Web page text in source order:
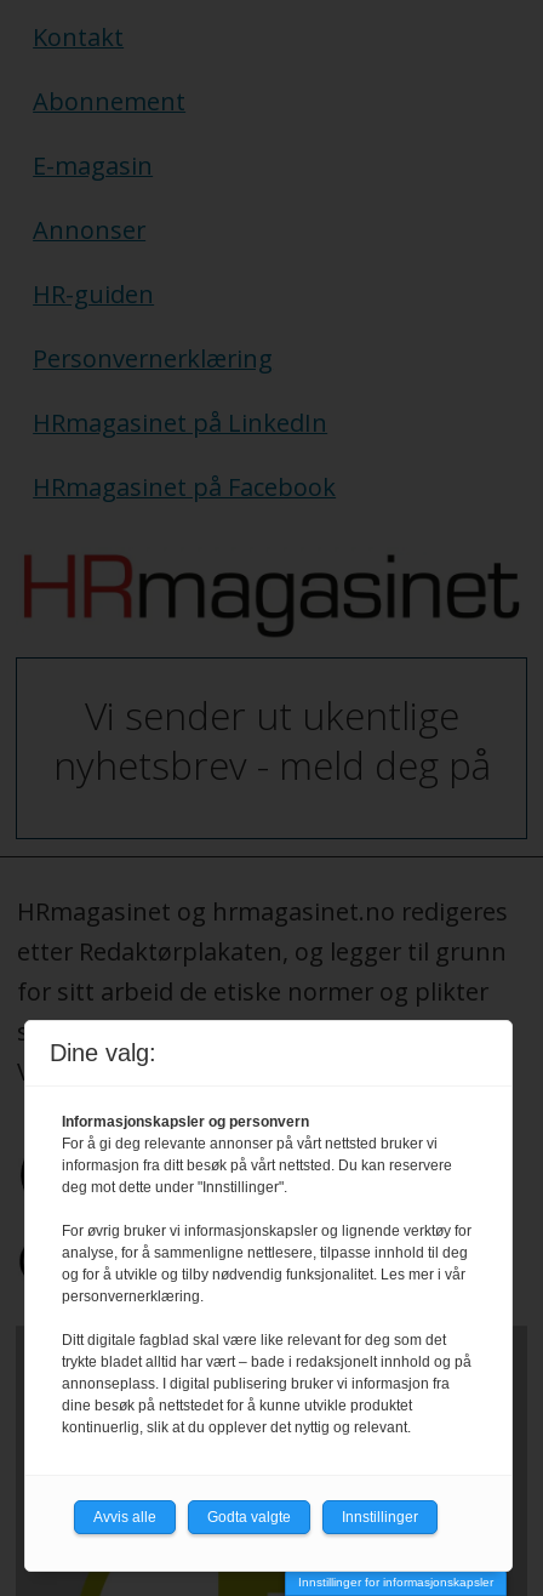
Kontakt
Abonnement
E-magasin
Annonser
HR-guiden
Personvernerklæring
HRmagasinet på LinkedIn
HRmagasinet på Facebook
Vi sender ut ukentlige
nyhetsbrev - meld deg på
HRmagasinet og hrmagasinet.no redigeres
etter Redaktørplakaten, og legger til grunn
for sitt arbeid de etiske normer og plikter
som er formulert i Norsk Presseforbunds
Vær Varsom-plakat.
Innstillinger for informasjonskapsler
Dine valg:
Informasjonskapsler og personvern
For å gi deg relevante annonser på vårt nettsted bruker vi
informasjon fra ditt besøk på vårt nettsted. Du kan reservere
deg mot dette under "Innstillinger".
For øvrig bruker vi informasjonskapsler og lignende verktøy for
analyse, for å sammenligne nettlesere, tilpasse innhold til deg
og for å utvikle og tilby nødvendig funksjonalitet. Les mer i vår
personvernerklæring.
Ditt digitale fagblad skal være like relevant for deg som det
trykte bladet alltid har vært – bade i redaksjonelt innhold og på
annonseplass. I digital publisering bruker vi informasjon fra
dine besøk på nettstedet for å kunne utvikle produktet
kontinuerlig, slik at du opplever det nyttig og relevant.
Avvis alle Godta valgte Innstillinger